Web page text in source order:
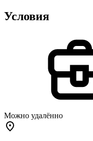
Условия
Можно удалённо